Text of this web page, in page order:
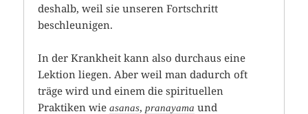
deshalb, weil sie unseren Fortschritt
beschleunigen.
In der Krankheit kann also durchaus eine
Lektion liegen. Aber weil man dadurch oft
träge wird und einem die spirituellen
Praktiken wieasanas,pranayama und